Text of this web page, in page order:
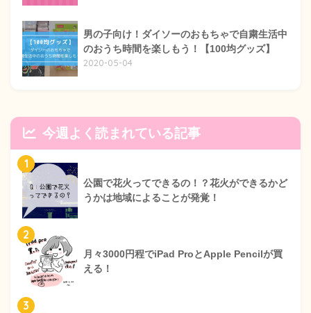
男の子向け！ダイソーのおもちゃで自粛生活中
のおうち時間を楽しもう！【100均グッズ】
2020-05-04
今週よく読まれている記事
1
公園で花火ってできるの！？花火ができるかど
うかは地域によることが発覚！
2
月々3000円程でiPad ProとApple Pencilが買
える！
3